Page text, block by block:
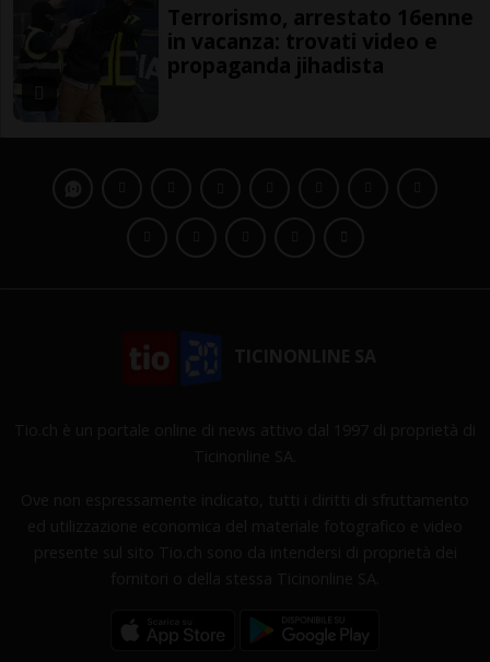
Terrorismo, arrestato 16enne
in vacanza: trovati video e
propaganda jihadista